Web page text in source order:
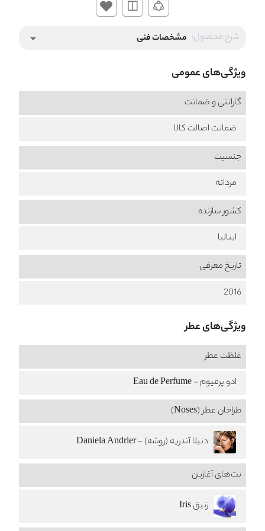
شرح محصول: مشخصات فنی arrow_drop_down
ویژگی‌های عمومی
گارانتی و ضمانت
ضمانت اصالت کالا
جنسیت
مردانه
کشور سازنده
ایتالیا
تاریخ معرفی
2016
ویژگی‌های عطر
غلظت عطر
ادو پرفیوم - Eau de Perfume
طراحان عطر (Noses)
دنیلا آندریه (روشه) - Daniela Andrier
نت‌های آغازین
زنبق Iris